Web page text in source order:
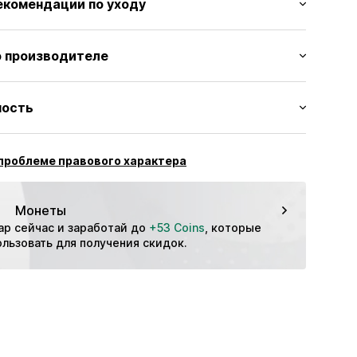
по уходу
Китай
Бег правового характера
Монеты
сейчас и заработай до +53 Coins , которые
для получения скидок.